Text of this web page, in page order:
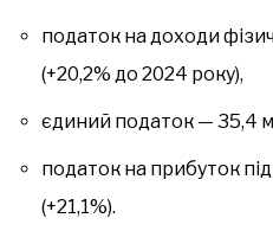
податок на доходи
(+20,2% до 2024 року),
єдиний податок — 35,4
податок на прибуток
(+21,1%).